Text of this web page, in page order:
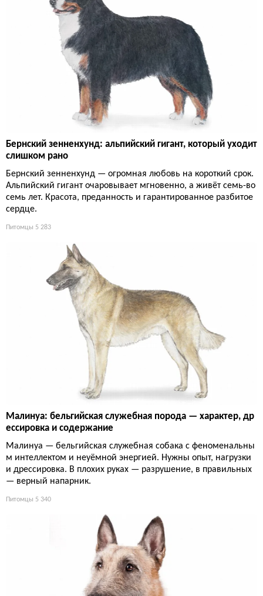
Бернский зенненхунд: альпийский гигант, который уходит
слишком рано
Бернский зенненхунд — огромная любовь на короткий срок.
Альпийский гигант очаровывает мгновенно, а живёт семь-во
семь лет. Красота, преданность и гарантированное разбитое
сердце.
Питомцы 5 283
Малинуа: бельгийская служебная порода — характер, др
ессировка и содержание
Малинуа — бельгийская служебная собака с феноменальны
м интеллектом и неуёмной энергией. Нужны опыт, нагрузки
и дрессировка. В плохих руках — разрушение, в правильных
— верный напарник.
Питомцы 5 340